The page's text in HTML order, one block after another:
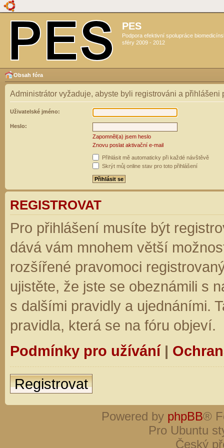
PES
Podpora efektivní spolupráce
sféry 2009 - 2012
Obsah fóra
Administrátor vyžaduje, abyste byli registrováni a přihlášeni
Uživatelské jméno:
Heslo:
Zapomněl(a) jsem heslo
Znovu poslat aktivační e-mail
Přihlásit mě automaticky při každé návštěvě
Skrýt můj online stav pro toto přihlášení
REGISTROVAT
Pro přihlášení musíte být
dává vám mnohem větší
rozšířené pravomoci
ujistěte, že jste se obeznámili s
s dalšími pravidly a ujednáními.
pravidla, která se na fóru objeví.
Podmínky pro užívání|
Registrovat
Powered by phpBB®
Pro Ubuntu
Český